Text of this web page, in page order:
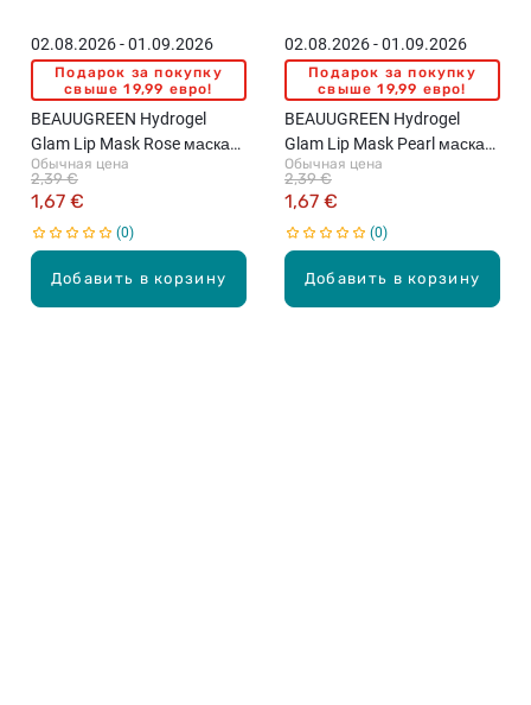
Добавить в корзину
02.08.2026 - 01.09.2026
Подарок за покупку
свыше 19,99 евро!
BEAUUGREEN Hydrogel
Glam Lip Mask Rose маска
для губ, 3г.
Обычная цена
1,67 €
2,39 €
0
Добавить в корзину
02.08.2026 - 01.09.2026
Подарок за покупку
свыше 19,99 евро!
BEAUUGREEN Hydrogel
Glam Lip Mask Pearl маска
для губ, 3г.
Обычная цена
1,67 €
2,39 €
0